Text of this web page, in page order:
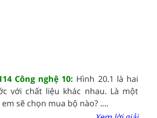
Công nghệ 10: Hình 20.1 là hai
với chất liệu khác nhau. Là một
sẽ chọn mua bộ nào? ....